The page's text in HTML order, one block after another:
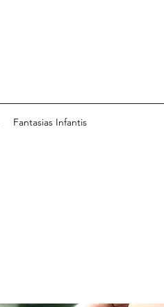
Fantasias Infantis